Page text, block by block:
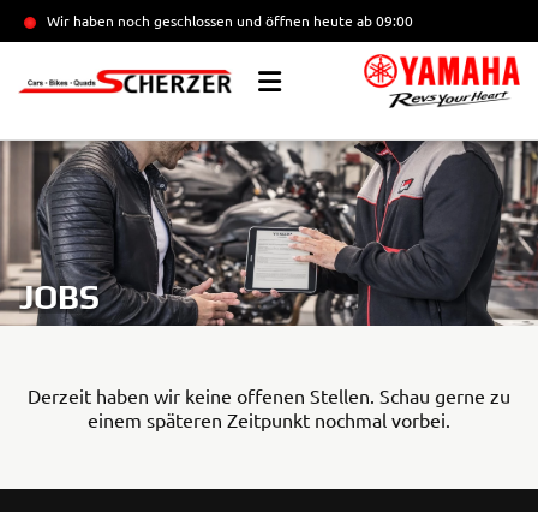
Wir haben noch geschlossen und öffnen heute ab 09:00
JOBS
Derzeit haben wir keine offenen Stellen. Schau gerne zu
einem späteren Zeitpunkt nochmal vorbei.